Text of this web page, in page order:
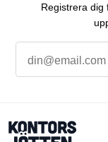
Registrera dig